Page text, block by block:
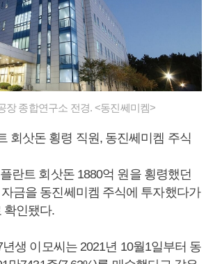
장 종합연구소 전경. <동진쎄미켐>
회삿돈 횡령 직원, 동진쎄미켐 주식
란트 회삿돈 1880억 원을 횡령했던
금을 동진쎄미켐 주식에 투자했다가
확인됐다.
생 이모씨는 2021년 10월1일부터 동